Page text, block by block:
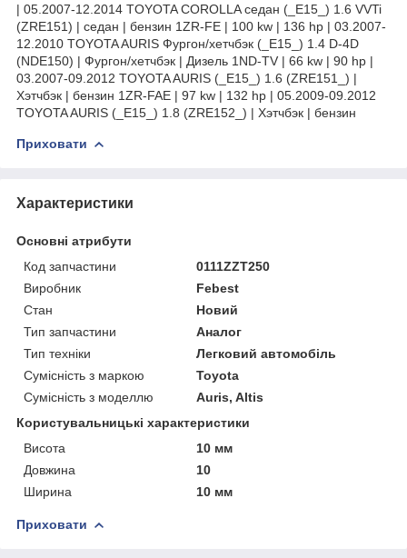
| 05.2007-12.2014 TOYOTA COROLLA седан (_E15_) 1.6 VVTi
(ZRE151) | седан | бензин 1ZR-FE | 100 kw | 136 hp | 03.2007-
12.2010 TOYOTA AURIS Фургон/хетчбэк (_E15_) 1.4 D-4D
(NDE150) | Фургон/хетчбэк | Дизель 1ND-TV | 66 kw | 90 hp |
03.2007-09.2012 TOYOTA AURIS (_E15_) 1.6 (ZRE151_) |
Хэтчбэк | бензин 1ZR-FAE | 97 kw | 132 hp | 05.2009-09.2012
TOYOTA AURIS (_E15_) 1.8 (ZRE152_) | Хэтчбэк | бензин
Приховати
Характеристики
Основні атрибути
Код запчастини
0111ZZT250
Виробник
Febest
Стан
Новий
Тип запчастини
Аналог
Тип техніки
Легковий автомобіль
Сумісність з маркою
Toyota
Сумісність з моделлю
Auris, Altis
Користувальницькі характеристики
Висота
10 мм
Довжина
10
Ширина
10 мм
Приховати